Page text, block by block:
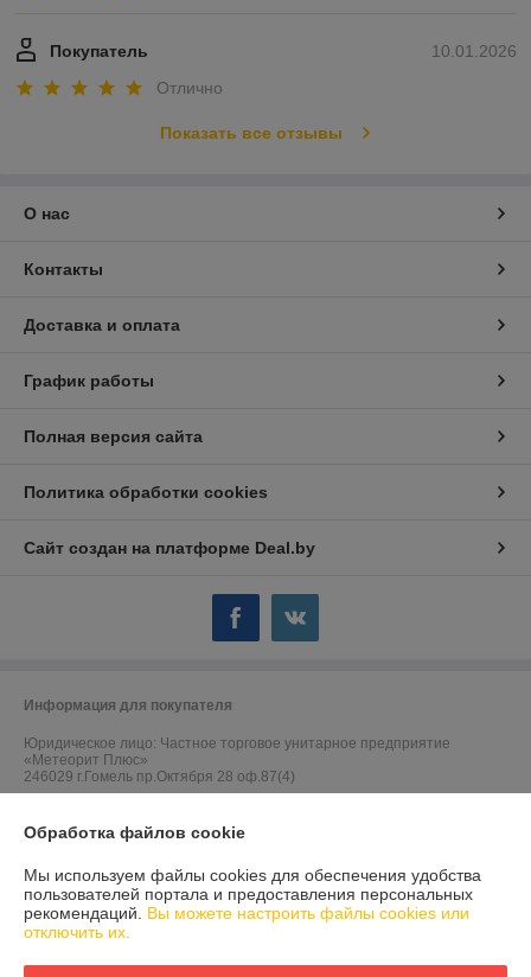
10.01.2026
Покупатель
Отлично
Показать все отзывы
О нас
Контакты
Доставка и оплата
График работы
Полная версия сайта
Политика обработки cookies
Сайт создан на платформе Deal.by
Информация для покупателя
Юридическое лицо: Частное торговое унитарное предприятие
«Метеорит Плюс»
246029 г.Гомель пр.Октября 28 оф.87(4)
Регистрационный орган: Гомельский областной исполнительный
комитет
Обработка файлов cookie
Мы используем файлы cookies для обеспечения удобства
пользователей портала и предоставления персональных
рекомендаций. Вы можете настроить файлы cookies или
отключить их.